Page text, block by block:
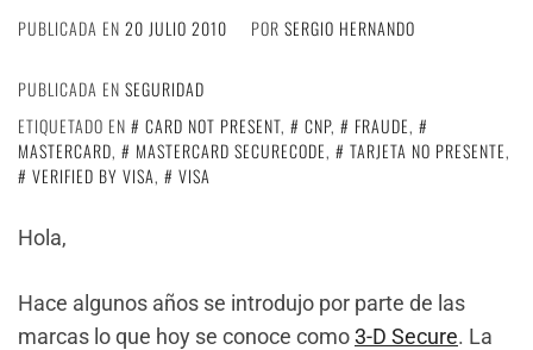
PUBLICADA EN 20 JULIO 2010 POR SERGIO HERNANDO
PUBLICADA EN SEGURIDAD
ETIQUETADO EN
CARD NOT PRESENT, CNP, FRAUDE,
MASTERCARD, MASTERCARD SECURECODE, TARJETA NO PRESENTE,
VERIFIED BY VISA, VISA
Hola,
Hace algunos años se introdujo por parte de las
marcas lo que hoy se conoce como3-D Secure. La